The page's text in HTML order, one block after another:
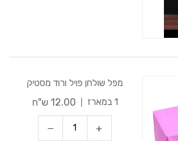
מפל שולחן פויל ורוד מסטיק
1 במארז
12.00 ש"ח